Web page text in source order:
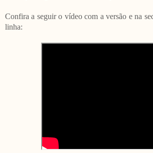
Confira a seguir o vídeo com a versão e na
linha: